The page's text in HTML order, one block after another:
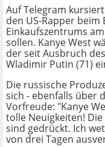
Auf Telegram
den US-Rapper
Einkaufszentrums
sollen. Kanye West
der seit Ausbruch des
Wladimir Putin (71)
Die russische
sich - ebenfalls über
Vorfreude: "Kanye
tolle Neuigkeiten!
sind gedrückt. Ich
von drei Tagen